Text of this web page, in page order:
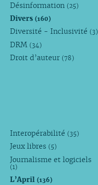
Désinformation (25)
Divers (160)
Diversité - Inclusivité (3)
DRM (34)
Droit d’auteur (78)
Interopérabilité (35)
Jeux libres (5)
Journalisme et logiciels
(1)
L’April (136)